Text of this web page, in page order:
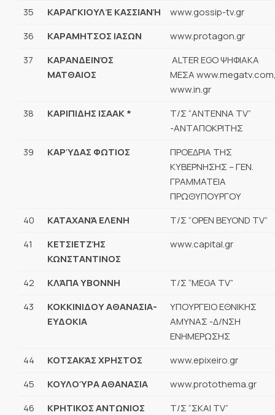
35
ΚΑΡΑΓΚΙΟΥΛΈ ΚΑΣΣΙΑΝΉ
www.gossip-tv.gr
36
ΚΑΡΑΜΗΤΣΟΣ ΙΑΣΩΝ
www.protagon.gr
37
ΚΑΡΑΝΔΕΙΝΌΣ
ΜΑΤΘΑΙΟΣ
ALTER EGO ΨΗΦΙΑΚΑ
ΜΕΣΑ
www.in.gr
38
ΚΑΡΙΠΙΔΗΣ ΙΣΑΑΚ *
Τ/Σ “ΑΝΤΕΝΝΑ TV”
-ΑΝΤΑΠΟΚΡΙΤΗΣ
39
ΚΑΡΎΔΑΣ ΦΩΤΙΟΣ
ΠΡΟΕΔΡΙΑ ΤΗΣ
ΚΥΒΕΡΝΗΣΗΣ – ΓΕΝ.
ΓΡΑΜΜΑΤΕΙΑ
ΠΡΩΘΥΠΟΥΡΓΟΥ
40
ΚΑΤΑΧΑΝΆ ΕΛΕΝΗ
Τ/Σ “OPEN BEYOND TV”
41
ΚΕΤΣΙΕΤΖΉΣ
ΚΩΝΣΤΑΝΤΙΝΟΣ
www.capital.gr
42 ΚΛΆΠΑ ΥΒΟΝΝΗ
Τ/Σ “MEGA TV”
43
ΚΟΚΚΙΝΙΔΟΥ ΑΘΑΝΑΣΙΑ-
ΕΥΔΟΚΙΑ
ΥΠΟΥΡΓΕΙΟ ΕΘΝΙΚΗΣ
ΑΜΥΝΑΣ -Δ/ΝΣΗ
ΕΝΗΜΕΡΩΣΗΣ
44
ΚΟΤΣΑΚΆΣ ΧΡΗΣΤΟΣ
www.epixeiro.gr
45
ΚΟΥΛΟΎΡΑ ΑΘΑΝΑΣΙΑ
www.protothema.gr
46
ΚΡΗΤΙΚΟΣ ΑΝΤΩΝΙΟΣ
Τ/Σ “ΣΚΑΙ TV”